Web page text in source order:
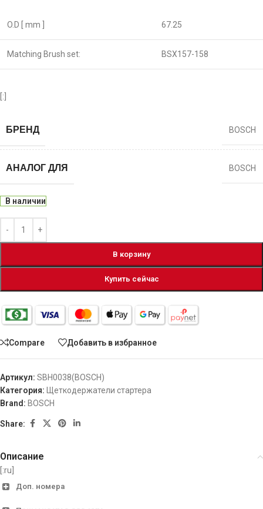
O.D [ mm ] 67.25
Matching Brush set: BSX157-158
[:]
БРЕНД BOSCH
АНАЛОГ ДЛЯ BOSCH
В наличии
В корзину
Купить сейчас
Compare Добавить в избранное
Артикул: SBH0038(BOSCH)
Категория: Щеткодержатели стартера
Brand: BOSCH
Share:
Описание
[:ru]
Доп. номера